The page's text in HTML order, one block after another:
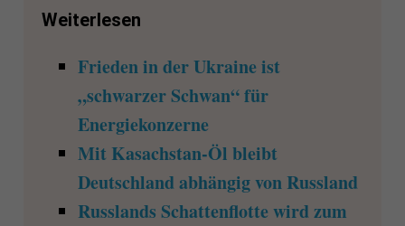
Weiterlesen
Frieden in der Ukraine ist
„schwarzer Schwan“ für
Energiekonzerne
Mit Kasachstan-Öl bleibt
Deutschland abhängig von Russland
Russlands Schattenflotte wird zum